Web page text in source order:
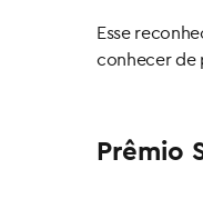
Esse
conhecer de
Prêmio